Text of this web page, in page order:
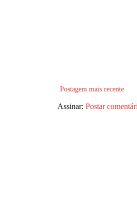
Postagem mais recente
Assinar: Postar